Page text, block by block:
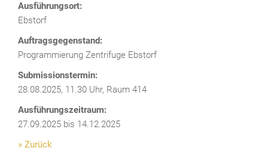
Ausführungsort:
Ebstorf
Auftragsgegenstand:
Programmierung Zentrifuge Ebstorf
Submissionstermin:
28.08.2025, 11.30 Uhr, Raum 414
Ausführungszeitraum:
27.09.2025 bis 14.12.2025
» Zurück